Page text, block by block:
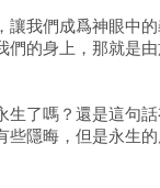
讓我們成爲神眼中
們的身上，那就是
生了嗎？還是這句
些隱晦，但是永生